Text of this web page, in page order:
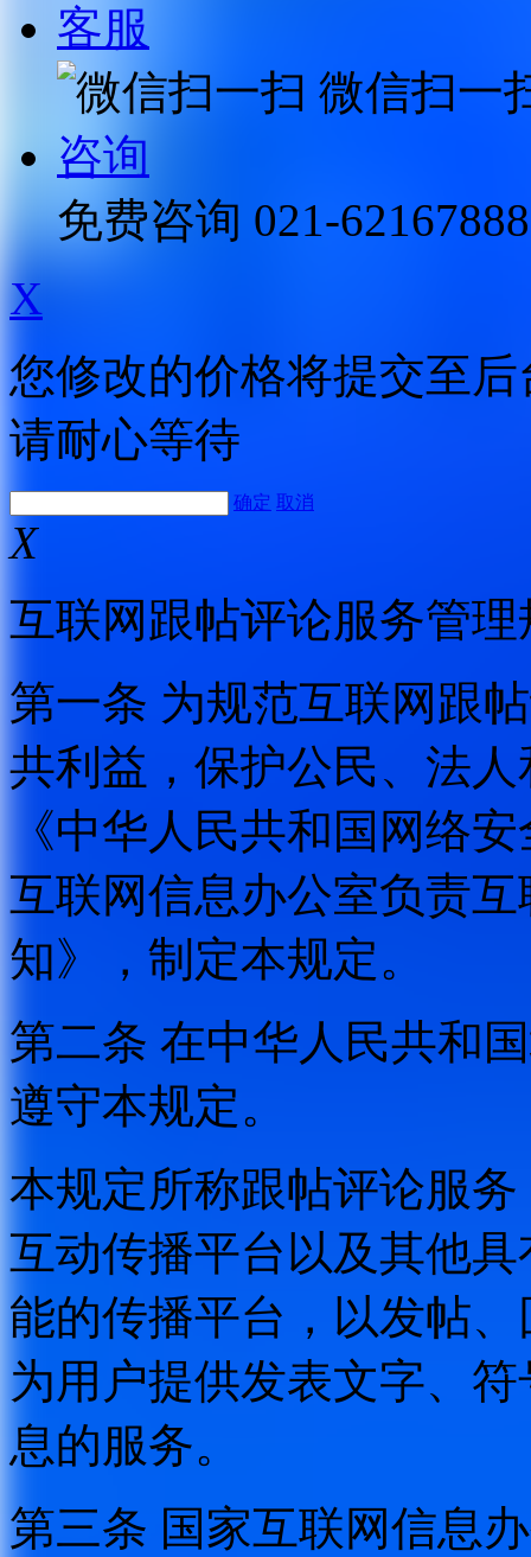
客服
微信扫一
咨询
免费咨询 021-62167888
X
您修改的价格将提交至
请耐心等待
确定 取消
X
互联网跟帖评论服务管理
第一条 为规范互联网跟
共利益，保护公民、法
《中华人民共和国网络
互联网信息办公室负责
知》，制定本规定。
第二条 在中华人民共和
遵守本规定。
本规定所称跟帖评论服
互动传播平台以及其他
能的传播平台，以发帖
为用户提供发表文字、
息的服务。
第三条 国家互联网信息